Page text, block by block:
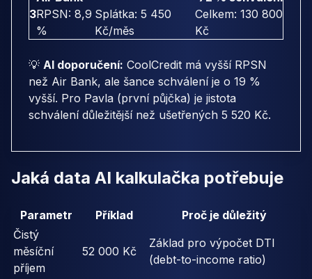
3RPSN: 8,9
%
Splátka: 5 450
Kč/měs
Celkem: 130 800
Kč
💡 AI doporučení: CoolCredit má vyšší RPSN
než Air Bank, ale šance schválení je o 19 %
vyšší. Pro Pavla (první půjčka) je jistota
schválení důležitější než ušetřených 5 520 Kč.
Jaká data AI kalkulačka potřebuje
Parametr Příklad
Proč je důležitý
Čistý
měsíční
příjem
52 000 Kč
Základ pro výpočet DTI
(debt-to-income ratio)